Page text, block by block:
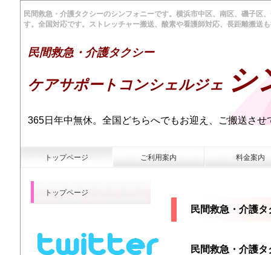
民間救急・介護タクシーのシンフォニーです。横浜市中区、南区、磯子区
す。全国対応です。ストレッチャー搬送、酸素や看護師対応、長距離搬送
民間救急・介護タクシー
ケアサポートコンシェルジェ シ
365日年中無休。全国どちらへでもお迎え、ご搬送させ
トップページ ご利用案内 料金案内
民間救急・介護
民間救急・介護
トップページ